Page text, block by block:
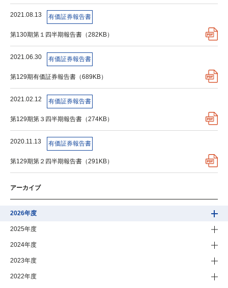
2021.08.13 有価証券報告書
第130期第１四半期報告書（282KB）
2021.06.30 有価証券報告書
第129期有価証券報告書（689KB）
2021.02.12 有価証券報告書
第129期第３四半期報告書（274KB）
2020.11.13 有価証券報告書
第129期第２四半期報告書（291KB）
アーカイブ
2026年度
2025年度
2024年度
2023年度
2022年度